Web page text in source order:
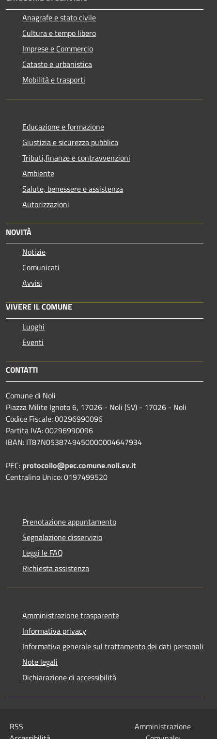
Anagrafe e stato civile
Cultura e tempo libero
Imprese e Commercio
Catasto e urbanistica
Mobilità e trasporti
Educazione e formazione
Giustizia e sicurezza pubblica
Tributi,finanze e contravvenzioni
Ambiente
Salute, benessere e assistenza
Autorizzazioni
NOVITÀ
Notizie
Comunicati
Avvisi
VIVERE IL COMUNE
Luoghi
Eventi
CONTATTI
Comune di Noli
Piazza Milite Ignoto 6, 17026 - Noli (SV) - 17026 - Noli
Codice Fiscale: 00296990096
Partita IVA: 00296990096
IBAN: IT87N0538749450000004647934
PEC: protocollo@pec.comune.noli.sv.it
Centralino Unico: 0197499520
Prenotazione appuntamento
Segnalazione disservizio
Leggi le FAQ
Richiesta assistenza
Amministrazione trasparente
Informativa privacy
Informativa generale sul trattamento dei dati personali
Note legali
Dichiarazione di accessibilità
RSS
Amministrazione